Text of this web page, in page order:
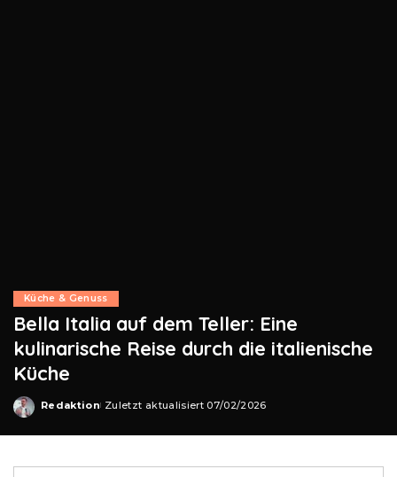
Küche & Genuss
Bella Italia auf dem Teller: Eine
kulinarische Reise durch die italienische
Küche
Posted
Redaktion Zuletzt aktualisiert 07/02/2026